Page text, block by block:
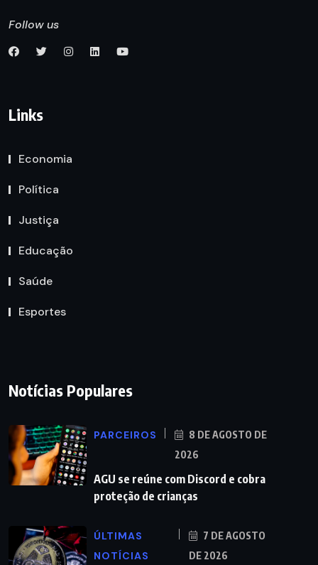
Follow us
Links
Economia
Política
Justiça
Educação
Saúde
Esportes
Notícias Populares
PARCEIROS
8 DE AGOSTO DE
2026
AGU se reúne com Discord e cobra
proteção de crianças
ÚLTIMAS
NOTÍCIAS
7 DE AGOSTO
DE 2026